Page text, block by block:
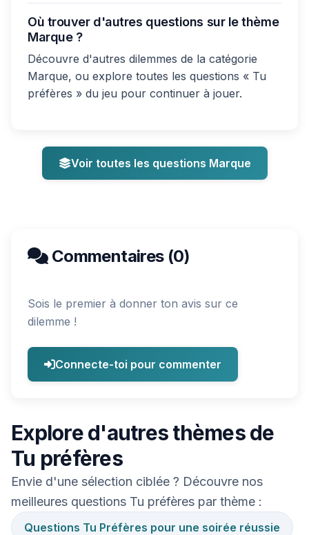
Où trouver d'autres questions sur le thème
Marque ?
Découvre d'autres dilemmes de la catégorie
Marque, ou explore toutes les questions « Tu
préfères » du jeu pour continuer à jouer.
Voir toutes les questions Marque
Commentaires (0)
Sois le premier à donner ton avis sur ce
dilemme !
Connecte-toi pour commenter
Explore d'autres thèmes de
Tu préfères
Envie d'une sélection ciblée ? Découvre nos
meilleures questions Tu préfères par thème :
Questions Tu Préfères pour une soirée réussie